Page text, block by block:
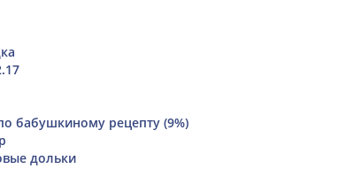
бабушкиному рецепту (9%)
дольки